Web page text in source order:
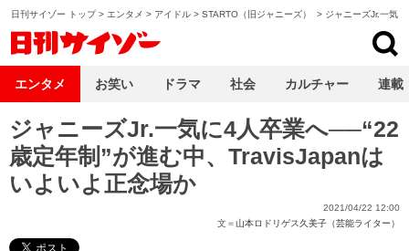
日刊サイゾー トップ> エンタメ > アイドル > STARTO（旧ジャニーズ） > ジャニーズJr.一気
ジャニーズJr.一気に4人卒業へ──“22
歳定年制”が進む中、TravisJapanは
いよいよ正念場か
2021/04/22 12:00
文＝山本ロドリゲス久美子（芸能ライター）
エンタメ お笑い ドラマ 社会 カルチャー 連載